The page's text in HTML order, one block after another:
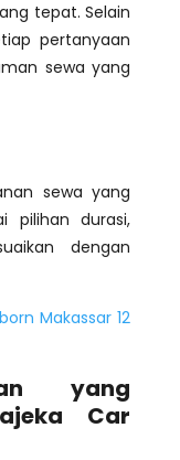
tepat. Selain
pertanyaan
sewa yang
sewa yang
pilihan durasi,
dengan
Makassar 12
yang
Car